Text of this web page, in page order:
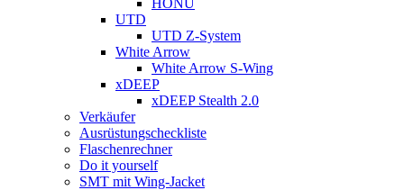
HONU
UTD
UTD Z-System
White Arrow
White Arrow S-Wing
xDEEP
xDEEP Stealth 2.0
Verkäufer
Ausrüstungscheckliste
Flaschenrechner
Do it yourself
SMT mit Wing-Jacket